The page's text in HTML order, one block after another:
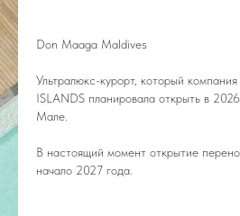
Don Maaga Maldives
Ультралюкс-курорт, который
ISLANDS планировала открыть в
Мале.
В настоящий момент открытие
начало 2027 года.